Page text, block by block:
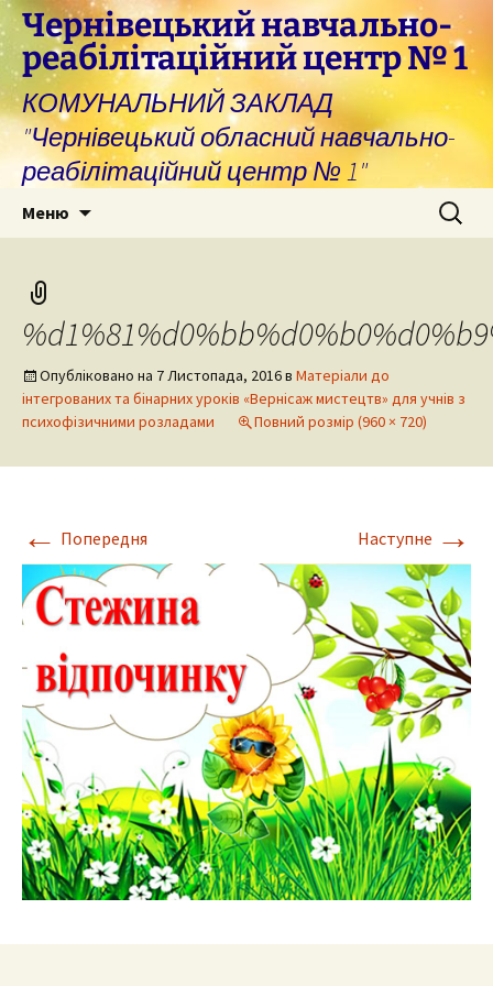
Перейти
до
вмісту
Чернівецький навчально-
реабілітаційний центр № 1
КОМУНАЛЬНИЙ ЗАКЛАД
"Чернівецький обласний навчально-
реабілітаційний центр № 1"
Меню Пошук:
Опубліковано на 7 Листопада, 2016в Матеріали до
інтегрованих та бінарних уроків «Вернісаж мистецтв» для учнів з
психофізичними розладами
Повний розмір (960 × 720)
← Попередня Наступне →